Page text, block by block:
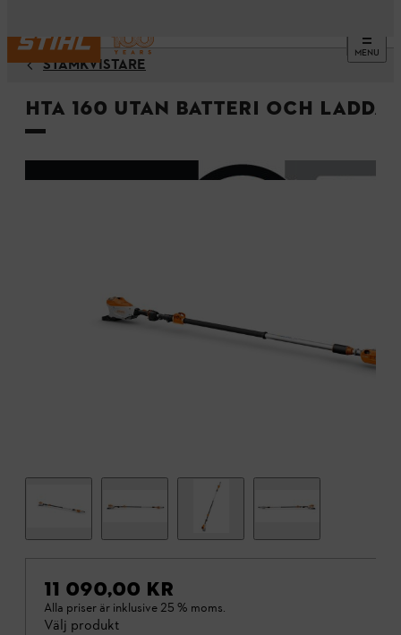
MENU
STAMKVISTARE
HTA 160 utan batteri och
11 090,00 KR
Alla priser är inklusive 25 % moms.
Välj produkt